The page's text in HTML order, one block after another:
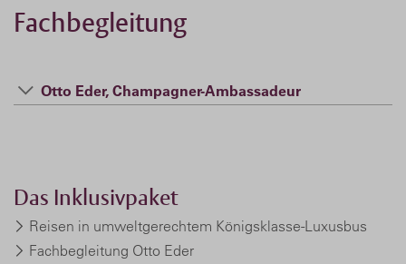
Fachbegleitung
Otto Eder, Champagner-Ambassadeur
Das Inklusivpaket
Reisen in umweltgerechtem Königsklasse-Luxusbus
Fachbegleitung Otto Eder